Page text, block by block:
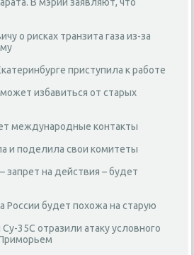
о рисках транзита газа из-за
приступила к работе
избавиться от старых
международные контакты
и поделила свои комитеты
запрет на действия – будет
России будет похожа на старую
35С отразили атаку условного